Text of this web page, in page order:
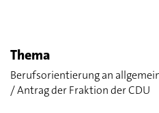
Thema
Berufsorientierung an
/ Antrag der Fraktion der CDU